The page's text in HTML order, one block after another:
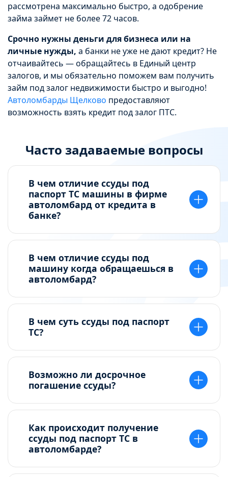
рассмотрена максимально быстро, а одобрение
займа займет не более 72 часов.
Срочно нужны деньги для бизнеса или на
личные нужды, а банки не уже не дают кредит? Не
отчаивайтесь — обращайтесь в Единый центр
залогов, и мы обязательно поможем вам получить
займ под залог недвижимости быстро и выгодно!
Автоломбарды Щелково предоставляют
возможность взять кредит под залог ПТС.
Часто задаваемые вопросы
В чем отличие ссуды под
паспорт ТС машины в фирме
автоломбард от кредита в
банке?
В чем отличие ссуды под
машину когда обращаешься в
автоломбард?
В чем суть ссуды под паспорт
ТС?
Возможно ли досрочное
погашение ссуды?
Как происходит получение
ссуды под паспорт ТС в
автоломбарде?